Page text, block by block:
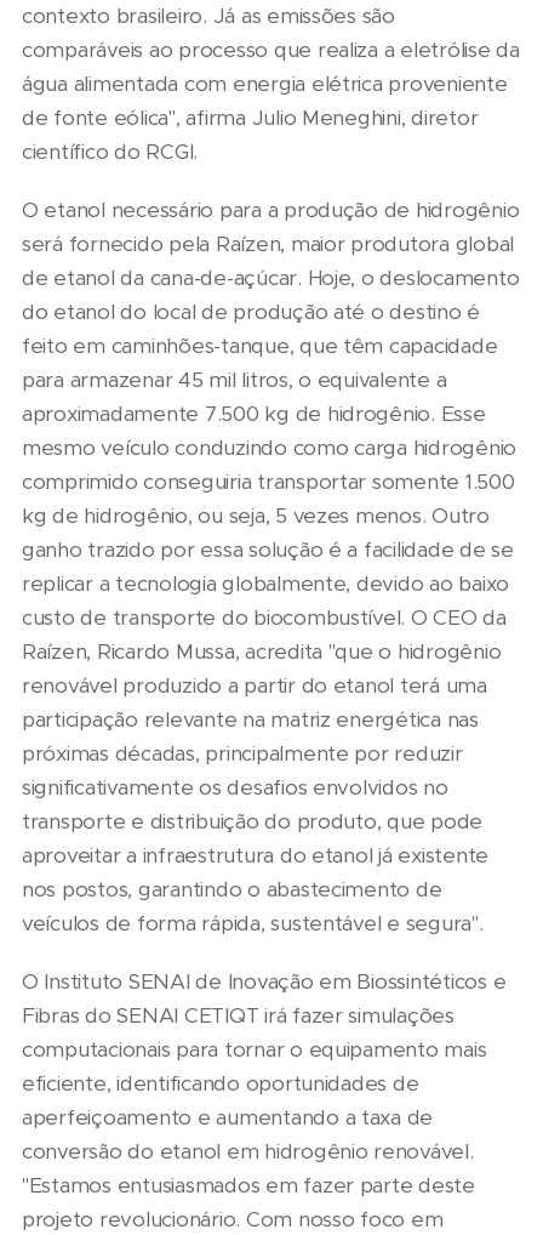
contexto brasileiro. Já as emissões são
comparáveis ao processo que realiza a eletrólise da
água alimentada com energia elétrica proveniente
de fonte eólica", afirma Julio Meneghini, diretor
científico do RCGI.
O etanol necessário para a produção de hidrogênio
será fornecido pela Raízen, maior produtora global
de etanol da cana-de-açúcar. Hoje, o deslocamento
do etanol do local de produção até o destino é
feito em caminhões-tanque, que têm capacidade
para armazenar 45 mil litros, o equivalente a
aproximadamente 7.500 kg de hidrogênio. Esse
mesmo veículo conduzindo como carga hidrogênio
comprimido conseguiria transportar somente 1.500
kg de hidrogênio, ou seja, 5 vezes menos. Outro
ganho trazido por essa solução é a facilidade de se
replicar a tecnologia globalmente, devido ao baixo
custo de transporte do biocombustível. O CEO da
Raízen, Ricardo Mussa, acredita "que o hidrogênio
renovável produzido a partir do etanol terá uma
participação relevante na matriz energética nas
próximas décadas, principalmente por reduzir
significativamente os desafios envolvidos no
transporte e distribuição do produto, que pode
aproveitar a infraestrutura do etanol já existente
nos postos, garantindo o abastecimento de
veículos de forma rápida, sustentável e segura".
O Instituto SENAI de Inovação em Biossintéticos e
Fibras do SENAI CETIQT irá fazer simulações
computacionais para tornar o equipamento mais
eficiente, identificando oportunidades de
aperfeiçoamento e aumentando a taxa de
conversão do etanol em hidrogênio renovável.
"Estamos entusiasmados em fazer parte deste
projeto revolucionário. Com nosso foco em